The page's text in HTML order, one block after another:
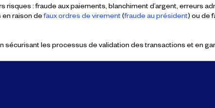
risques : fraude aux paiements, blanchiment d’argent, erreurs
en raison defaux ordres de virement(fraude au président) ou de
sécurisant les processus de validation des transactions et en